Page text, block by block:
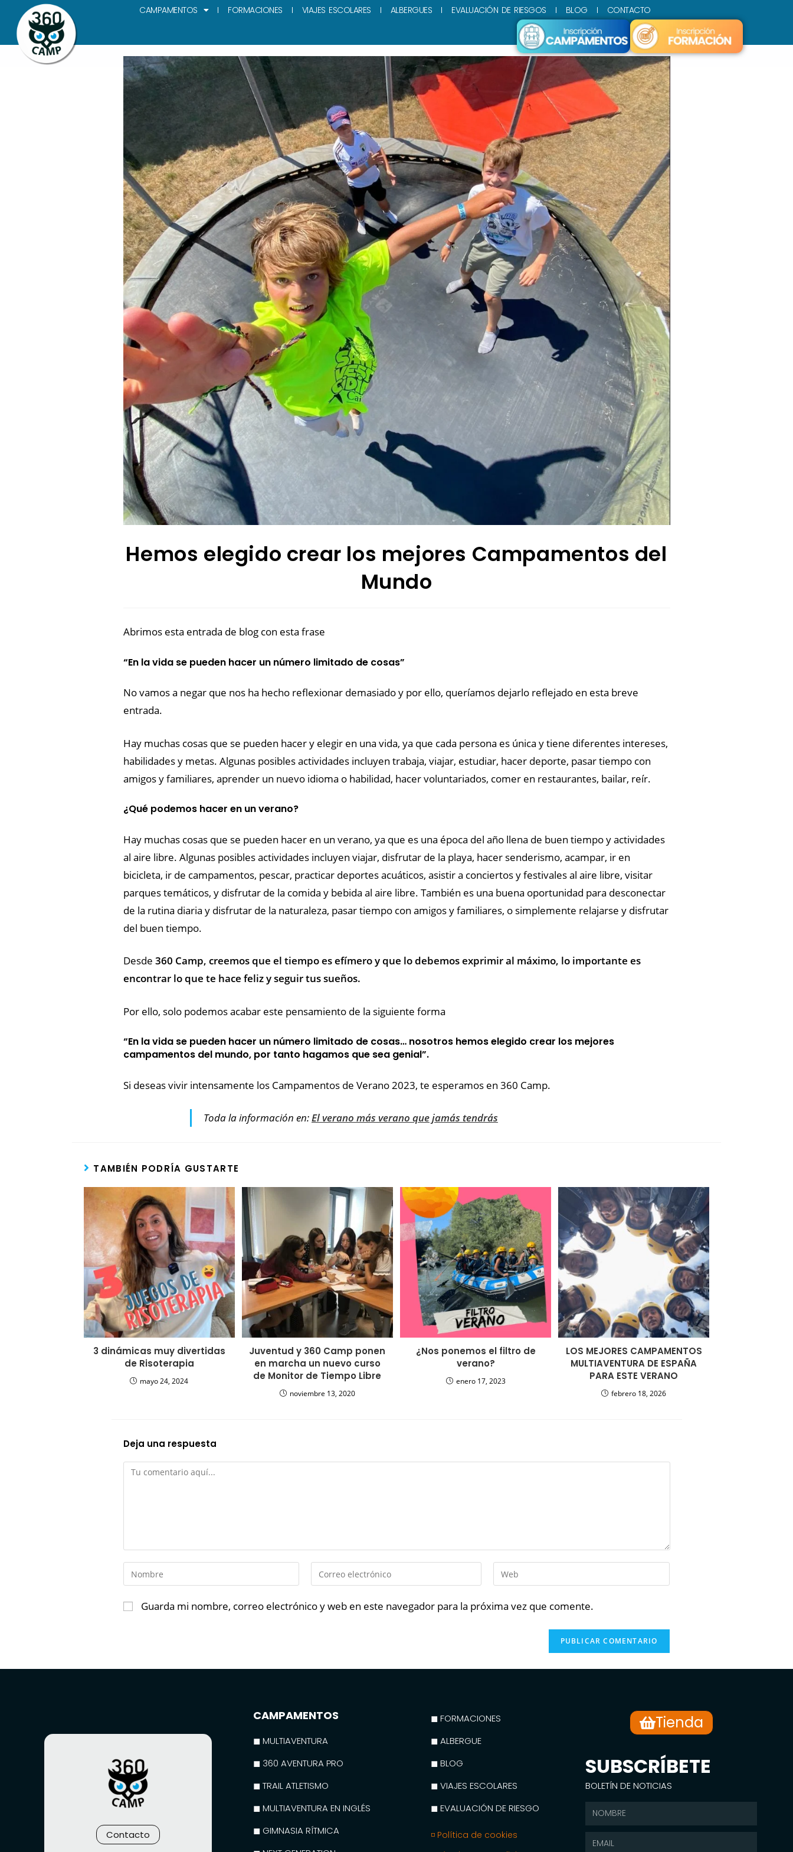
CAMPAMENTOS FORMACIONES VIAJES ESCOLARES ALBERGUES EVALUACIÓN DE RIESGOS BLOG CONTACTO
Hemos elegido crear los mejores Campamentos del
Mundo
Abrimos esta entrada de blog con esta frase
“En la vida se pueden hacer un número limitado de cosas”
No vamos a negar que nos ha hecho reflexionar demasiado y por ello, queríamos dejarlo reflejado en esta breve
entrada.
Hay muchas cosas que se pueden hacer y elegir en una vida, ya que cada persona es única y tiene diferentes intereses,
habilidades y metas. Algunas posibles actividades incluyen trabaja, viajar, estudiar, hacer deporte, pasar tiempo con
amigos y familiares, aprender un nuevo idioma o habilidad, hacer voluntariados, comer en restaurantes, bailar, reír.
¿Qué podemos hacer en un verano?
Hay muchas cosas que se pueden hacer en un verano, ya que es una época del año llena de buen tiempo y actividades
al aire libre. Algunas posibles actividades incluyen viajar, disfrutar de la playa, hacer senderismo, acampar, ir en
bicicleta, ir de campamentos, pescar, practicar deportes acuáticos, asistir a conciertos y festivales al aire libre, visitar
parques temáticos, y disfrutar de la comida y bebida al aire libre. También es una buena oportunidad para desconectar
de la rutina diaria y disfrutar de la naturaleza, pasar tiempo con amigos y familiares, o simplemente relajarse y disfrutar
del buen tiempo.
Desde 360 Camp, creemos que el tiempo es efímero y que lo debemos exprimir al máximo, lo importante es
encontrar lo que te hace feliz y seguir tus sueños.
Por ello, solo podemos acabar este pensamiento de la siguiente forma
“En la vida se pueden hacer un número limitado de cosas… nosotros hemos elegido crear los mejores
campamentos del mundo, por tanto hagamos que sea genial”.
Si deseas vivir intensamente los Campamentos de Verano 2023, te esperamos en 360 Camp.
Toda la información en:El verano más verano que jamás tendrás
TAMBIÉN PODRÍA GUSTARTE
3 dinámicas muy divertidas
de Risoterapia
mayo 24, 2024
Juventud y 360 Camp ponen
en marcha un nuevo curso
de Monitor de Tiempo Libre
noviembre 13, 2020
¿Nos ponemos el filtro de
verano?
enero 17, 2023
LOS MEJORES CAMPAMENTOS
MULTIAVENTURA DE ESPAÑA
PARA ESTE VERANO
febrero 18, 2026
Deja una respuesta
Guarda mi nombre, correo electrónico y web en este navegador para la próxima vez que comente.
Contacto
CAMPAMENTOS
◼ MULTIAVENTURA
◼ 360 AVENTURA PRO
◼ TRAIL ATLETISMO
◼ MULTIAVENTURA EN INGLÉS
◼ GIMNASIA RÍTMICA
◼ FORMACIONES
◼ ALBERGUE
◼ BLOG
◼ VIAJES ESCOLARES
◼ EVALUACIÓN DE RIESGO
◽ Política de cookies
Tienda
SUBSCRÍBETE
BOLETÍN DE NOTICIAS